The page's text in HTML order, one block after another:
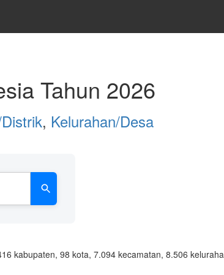
Tahun 2026
, Kelurahan/Desa
kabupaten, 98 kota, 7.094 kecamatan, 8.506